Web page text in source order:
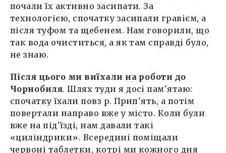
почали їх активно засипати. За
технологією, спочатку засипали гравієм, а
після туфом та щебенем. Нам говорили, що
так вода очиститься, а як там справді було,
не знаю.
Після цього ми виїхали на роботи до
Чорнобиля. Шлях туди я досі пам'ятаю:
спочатку їхали повз р. Прип'ять, а потім
повертали направо вже у місто. Коли були
вже на під'їзді, нам давали такі
«циліндрики». Всередині поміщали
червоні таблетки, котрі ми кожного дня